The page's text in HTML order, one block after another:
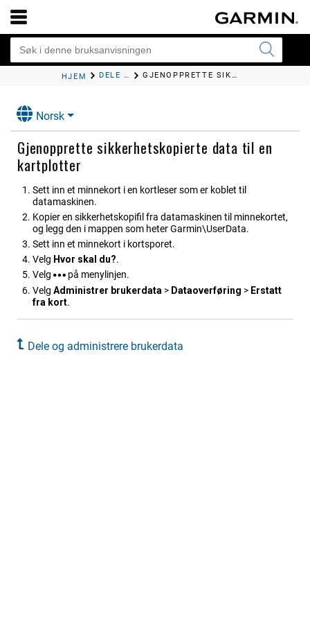
HJEM DELE OG ADMINISTRERE BRUKERDATA GJENOPPRETTE SIKKERHETSKOPIERTE DATA TIL EN KARTPLOTTER
Norsk
Gjenopprette sikkerhetskopierte data til en
kartplotter
Sett inn et minnekort i en kortleser som er koblet til
datamaskinen.
Kopier en sikkerhetskopifil fra datamaskinen til minnekortet,
og legg den i mappen som heter Garmin\UserData.
Sett inn et minnekort i kortsporet.
Velg Hvor skal du?.
Velg
på menylinjen.
Velg Administrer brukerdata > Dataoverføring > Erstatt
fra kort.
Dele og administrere brukerdata